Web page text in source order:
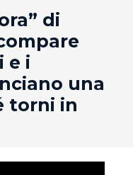
di
e i
una
torni in